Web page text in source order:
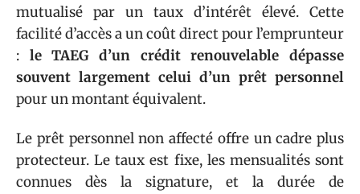
mutualisé par un taux d’intérêt élevé. Cette
facilité d’accès a un coût direct pour l’emprunteur
: le TAEG d’un crédit renouvelable dépasse
souvent largement celui d’un prêt personnel
pour un montant équivalent.
Le prêt personnel non affecté offre un cadre plus
protecteur. Le taux est fixe, les mensualités sont
connues dès la signature, et la durée de